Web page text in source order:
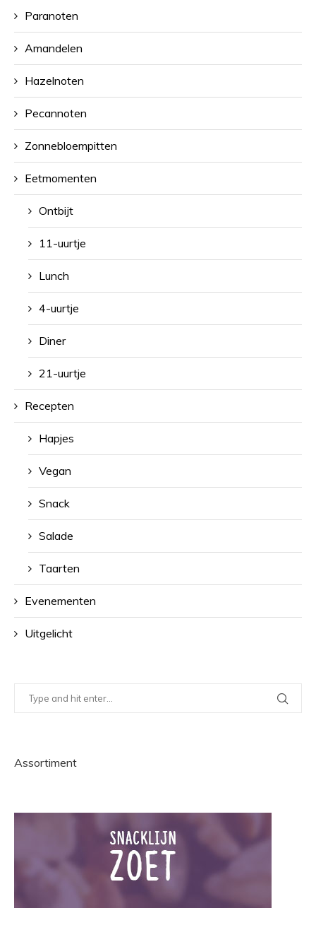
Paranoten
Amandelen
Hazelnoten
Pecannoten
Zonnebloempitten
Eetmomenten
Ontbijt
11-uurtje
Lunch
4-uurtje
Diner
21-uurtje
Recepten
Hapjes
Vegan
Snack
Salade
Taarten
Evenementen
Uitgelicht
Assortiment